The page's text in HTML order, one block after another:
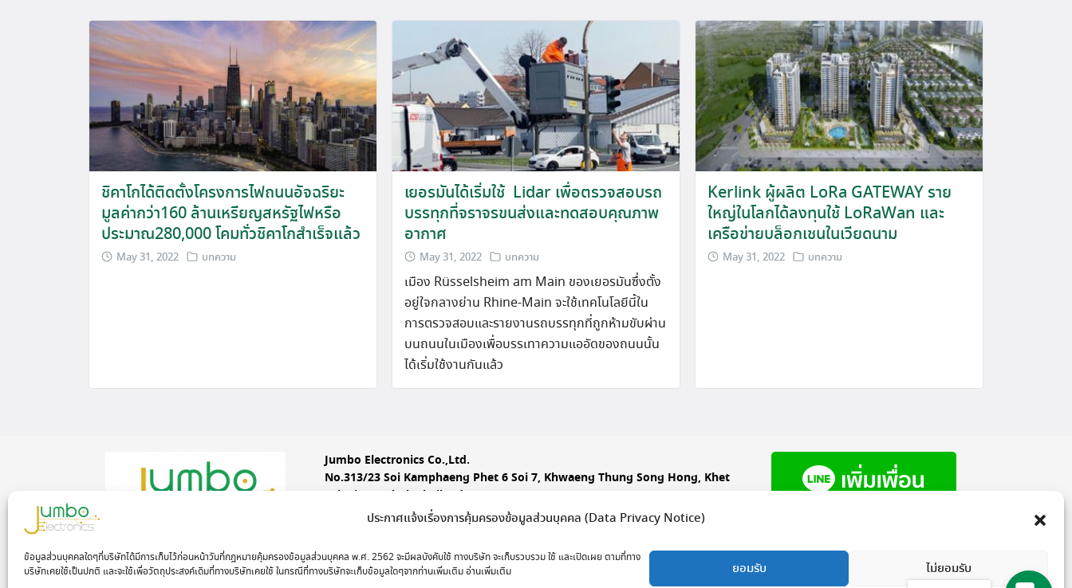
ประกาศแจ้งเรื่องการคุ้มครองข้อมูลส่วนบุคคล (Data Privacy Notice)
ข้อมูลส่วนบุคคลใดๆที่บริษัทได้มีการเก็บไว้ก่อนหน้าวันที่กฎหมายคุ้มครองข้อมูลส่วนบุคคล พ.ศ. 2562 จะมีผลบังคับใช้ ทางบริษัท จะเก็บรวบรวม ใช้ และเปิดเผย ตามที่ทาง
บริษัทเคยใช้เป็นปกติ และจะใช้เพื่อวัตถุประสงค์เดิมที่ทางบริษัทเคยใช้ ในกรณีที่ทางบริษัทจะเก็บข้อมูลใดๆจากท่านเพิ่มเติม อ่านเพิ่มเติม
ยอมรับ ไม่ยอมรับ
ชิคาโกได้ติดตั้งโครงการไฟถนนอัจฉริยะ
มูลค่ากว่า160 ล้านเหรียญสหรัฐไฟหรือ
ประมาณ280,000 โคมทั่วชิคาโกสำเร็จแล้ว
May 31, 2022 บทความ
เยอรมันได้เริ่มใช้ Lidar เพื่อตรวจสอบรถ
บรรทุกที่จราจรขนส่งและทดสอบคุณภาพ
อากาศ
May 31, 2022 บทความ
เมือง Rüsselsheim am Main ของเยอรมันซึ่งตั้ง
อยู่ใจกลางย่าน Rhine-Main จะใช้เทคโนโลยีนี้ใน
การตรวจสอบและรายงานรถบรรทุกที่ถูกห้ามขับผ่าน
บนถนนในเมืองเพื่อบรรเทาความแออัดของถนนนั้น
ได้เริ่มใช้งานกันแล้ว
Kerlink ผู้ผลิต LoRa GATEWAY ราย
ใหญ่ในโลกได้ลงทุนใช้ LoRaWan และ
เครือข่ายบล็อกเชนในเวียดนาม
May 31, 2022 บทความ
Jumbo Electronics Co.,Ltd.
No.313/23 Soi Kamphaeng Phet 6 Soi 7, Khwaeng Thung Song Hong, Khet
Lak Si, Bangkok Thailand 10210
: 02 982 2298www.jumboelec.co.th
www.facebook.com/JumboElectronicsThai